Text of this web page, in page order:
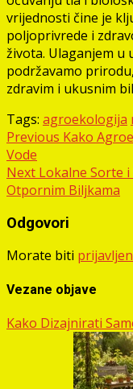
vrijednosti čine je
poljoprivrede i
života. Ulaganjem u
podržavamo
zdravim i ukusnim
Tags: agroekologija
Post
navigation
Previous Kako
Vode
Next Lokalne Sorte
Otpornim Biljkama
Odgovori
Morate biti
Vezane objave
Kako Dizajnirati